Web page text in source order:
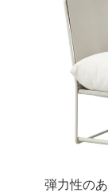
弾力性の